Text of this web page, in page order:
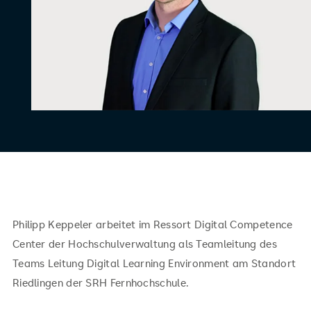
Philipp Keppeler arbeitet im Ressort Digital Competence
Center der Hochschulverwaltung als Teamleitung des
Teams Leitung Digital Learning Environment am Standort
Riedlingen der SRH Fernhochschule.